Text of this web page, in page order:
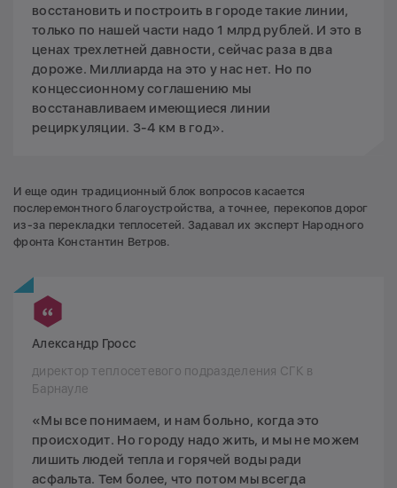
восстановить и построить в городе такие линии,
только по нашей части надо 1 млрд рублей. И это в
ценах трехлетней давности, сейчас раза в два
дороже. Миллиарда на это у нас нет. Но по
концессионному соглашению мы
восстанавливаем имеющиеся линии
рециркуляции. 3-4 км в год».
И еще один традиционный блок вопросов касается
послеремонтного благоустройства, а точнее, перекопов дорог
из-за перекладки теплосетей. Задавал их эксперт Народного
фронта Константин Ветров.
Александр Гросс
директор теплосетевого подразделения СГК в
Барнауле
«Мы все понимаем, и нам больно, когда это
происходит. Но городу надо жить, и мы не можем
лишить людей тепла и горячей воды ради
асфальта. Тем более, что потом мы всегда